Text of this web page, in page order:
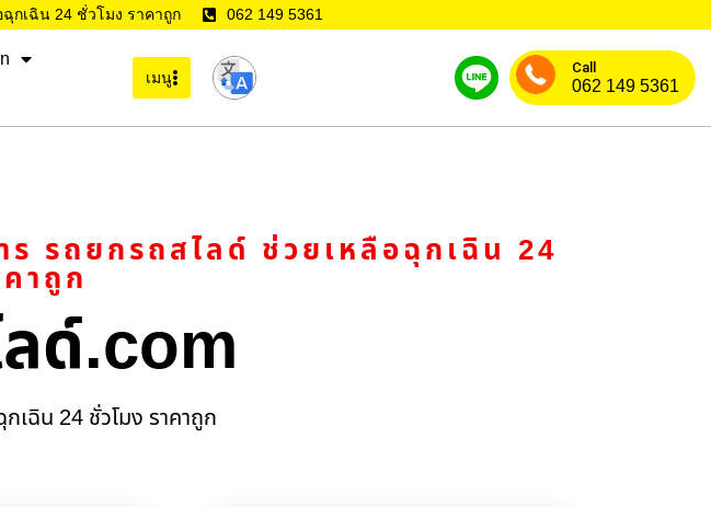
กเฉิน 24 ชั่วโมง ราคาถูก 062 149 5361
เมนู
Call
062 149 5361
รถยกรถสไลด์ ช่วยเหลือฉุกเฉิน 24
าถูก
ด์.com
เฉิน 24 ชั่วโมง ราคาถูก